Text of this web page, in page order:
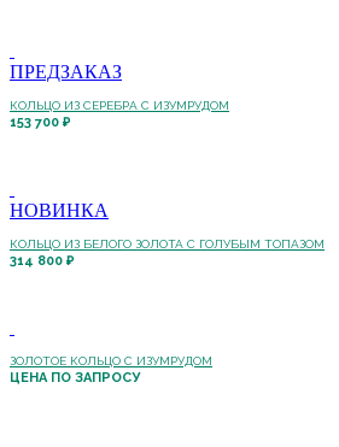
ПРЕДЗАКАЗ
КОЛЬЦО ИЗ СЕРЕБРА С ИЗУМРУДОМ
153 700 ₽
НОВИНКА
КОЛЬЦО ИЗ БЕЛОГО ЗОЛОТА С ГОЛУБЫМ ТОПАЗОМ
314 800 ₽
ЗОЛОТОЕ КОЛЬЦО С ИЗУМРУДОМ
ЦЕНА ПО ЗАПРОСУ